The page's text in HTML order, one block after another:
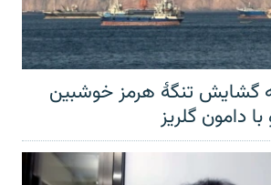
گشایش تنگهٔ هرمز خوشبین
دامون گلریز